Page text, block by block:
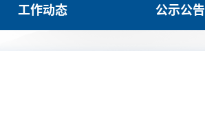
工作动态 公示公告